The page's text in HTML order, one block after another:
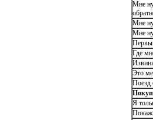
Мне
Мне
Мне
Где
Это
Поезд
Я